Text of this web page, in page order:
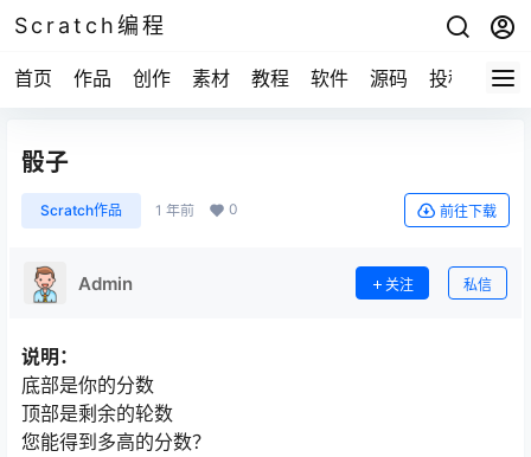
Scratch编程
首页 作品 创作 素材 教程 软件 源码 投稿 关于
骰子
Scratch作品 1 年前 0 前往下载
Admin 关注 私信
说明：
底部是你的分数
顶部是剩余的轮数
您能得到多高的分数？